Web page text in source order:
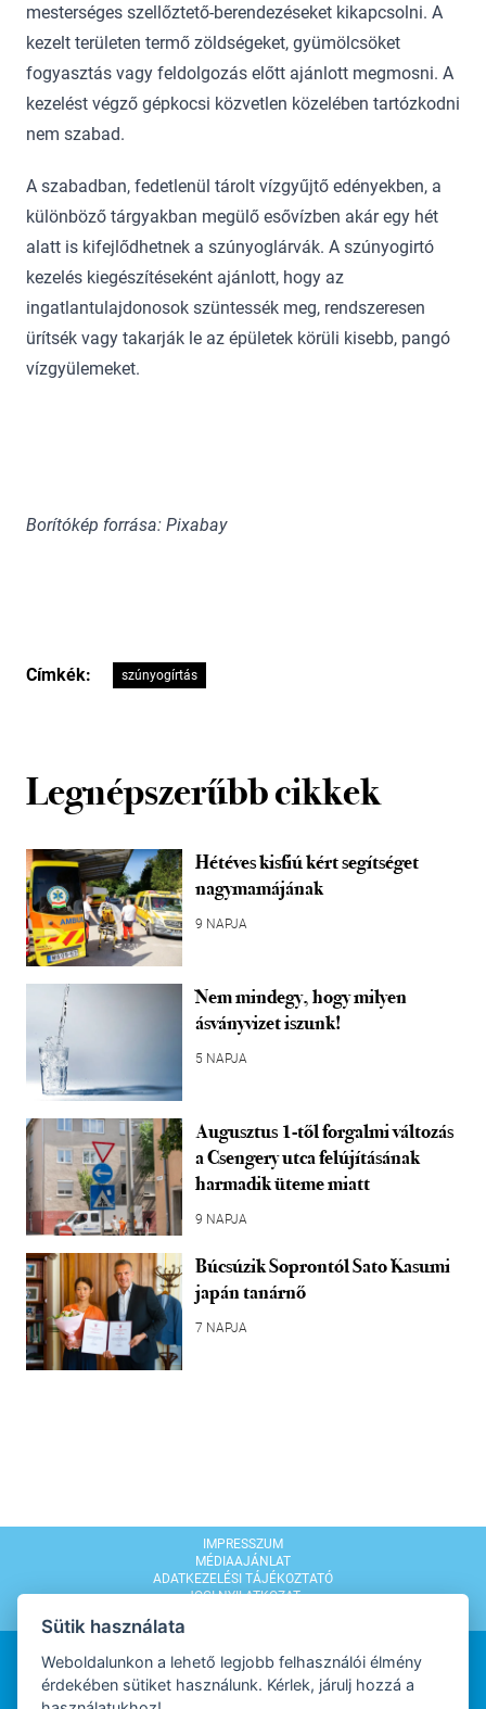
mesterséges szellőztető-berendezéseket kikapcsolni. A
kezelt területen termő zöldségeket, gyümölcsöket
fogyasztás vagy feldolgozás előtt ajánlott megmosni. A
kezelést végző gépkocsi közvetlen közelében tartózkodni
nem szabad.
A szabadban, fedetlenül tárolt vízgyűjtő edényekben, a
különböző tárgyakban megülő esővízben akár egy hét
alatt is kifejlődhetnek a szúnyoglárvák. A szúnyogirtó
kezelés kiegészítéseként ajánlott, hogy az
ingatlantulajdonosok szüntessék meg, rendszeresen
ürítsék vagy takarják le az épületek körüli kisebb, pangó
vízgyülemeket.
Borítókép forrása: Pixabay
Címkék: szúnyogírtás
Legnépszerűbb cikkek
Hétéves kisfiú kért segítséget
nagymamájának
9 NAPJA
Nem mindegy, hogy milyen
ásványvizet iszunk!
5 NAPJA
Augusztus 1-től forgalmi változás
a Csengery utca felújításának
harmadik üteme miatt
9 NAPJA
Búcsúzik Soprontól Sato Kasumi
japán tanárnő
7 NAPJA
IMPRESSZUM
MÉDIAAJÁNLAT
ADATKEZELÉSI TÁJÉKOZTATÓ
JOGI NYILATKOZAT
Sütik használata
Weboldalunkon a lehető legjobb felhasználói élmény
érdekében sütiket használunk. Kérlek, járulj hozzá a